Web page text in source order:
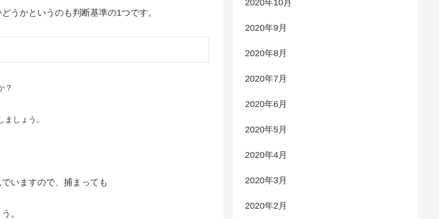
うかというのも判断基準の1つです。
？
しょう。
いますので、捕まっても
。
2020年10月
2020年9月
2020年8月
2020年7月
2020年6月
2020年5月
2020年4月
2020年3月
2020年2月